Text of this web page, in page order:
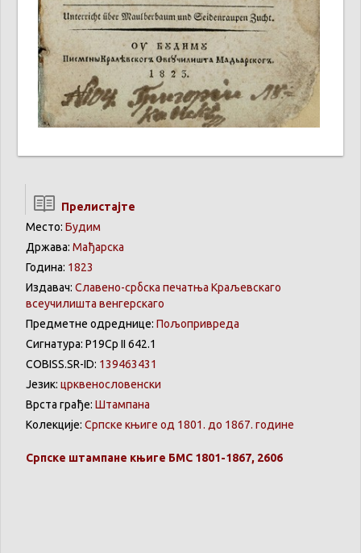
Прелистајте
Место: Будим
Држава: Мађарска
Година: 1823
Издавач: Славено-србска печатња Краљевскаго
всеучилишта венгерскаго
Предметне одреднице: Пољопривреда
Сигнатура: Р19Ср II 642.1
COBISS.SR-ID: 139463431
Језик: црквенословенски
Врста грађе: Штампана
Колекције: Српске књиге од 1801. до 1867. године
Српске штампане књиге БМС 1801-1867, 2606